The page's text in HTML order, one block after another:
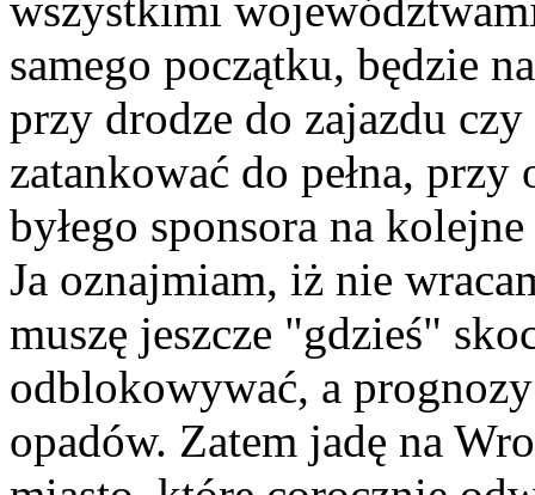
samego początku, będzie
przy drodze do zajazdu
zatankować do pełna,
byłego sponsora na
Ja oznajmiam, iż nie
muszę jeszcze "gdzieś"
odblokowywać, a
opadów. Zatem jadę na